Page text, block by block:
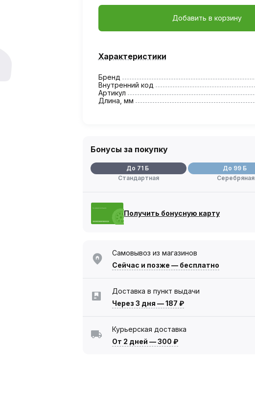
Добавить в корзину
Характеристики
Бренд
Внутренний код
Артикул
Длина, мм
Бонусы за покупку
До 71 Б
Стандартная
До 99 Б
Серебряная
Получить бонусную карту
Самовывоз из магазинов
Сейчас и позже — бесплатно
Доставка в пункт выдачи
Через 3 дня —187 ₽
Курьерская доставка
От 2 дней —300 ₽